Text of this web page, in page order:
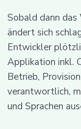
Sobald dann
ändert sich
Entwickler
Applikation inkl.
Betrieb,
verantwortlich,
und Sprachen